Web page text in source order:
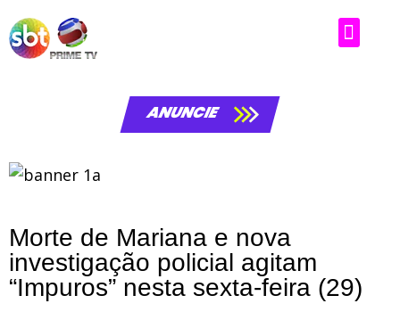
ANUNCIE
Morte de Mariana e nova
investigação policial agitam
“Impuros” nesta sexta-feira (29)